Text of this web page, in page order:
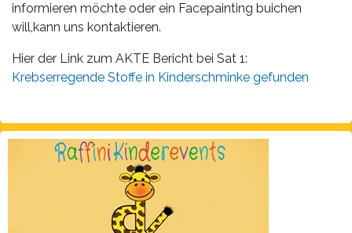
informieren möchte oder ein Facepainting buichen
will,kann uns kontaktieren.
Hier der Link zum AKTE Bericht bei Sat 1:
Krebserregende Stoffe in Kinderschminke gefunden